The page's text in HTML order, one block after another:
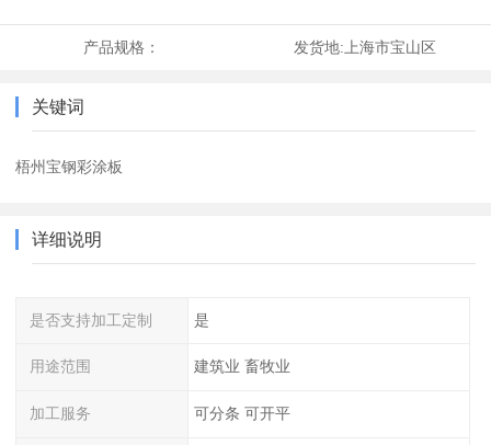
产品规格： 发货地:上海市宝山区
关键词
梧州宝钢彩涂板
详细说明
是否支持加工定制 是
用途范围 建筑业 畜牧业
加工服务 可分条 可开平